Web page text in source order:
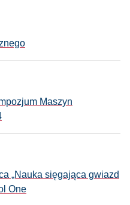
Maszyn
„Nauka sięgająca gwiazd
One